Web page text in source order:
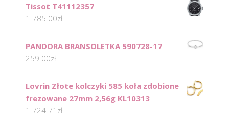
Tissot T41112357
1 785.00zł
PANDORA BRANSOLETKA 590728-17
259.00zł
Lovrin Złote kolczyki 585 koła zdobione
frezowane 27mm 2,56g KL10313
1 724.71 zł